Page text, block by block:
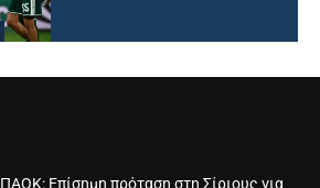
ΠΑΟΚ: Επίσημη πρόταση στη Σίριους για